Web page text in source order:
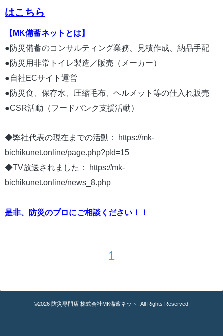
はこちら
【MK備蓄ネットとは】
●防災備蓄のコンサルティング業務、見積作成、納品手配
●防災用非常トイレ製造／販売（メーカー）
●自社ECサイト運営
●防災食、保存水、圧縮毛布、ヘルメット等の仕入れ販売
●CSR活動（フードバンク支援活動）
◆弊社代表の現在までの活動：
https://mk-
bichikunet.online/page.php?pId=15
◆TV放送されました：
https://mk-
bichikunet.online/news_8.php
是非、防災のプロにご相談ください！！
1
©2026 防災専門店 株式会社MK備蓄ネット . All Rights Reserved.